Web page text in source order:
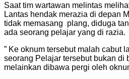
Saat tim wartawan melintas
Lantas hendak merazia di depan
tidak memasang plang, diduga
ada seorang pelajar yang di razia.
” Ke oknum tersebut malah cabut
seorang Pelajar tersebut bukan di
melainkan dibawa pergi oleh